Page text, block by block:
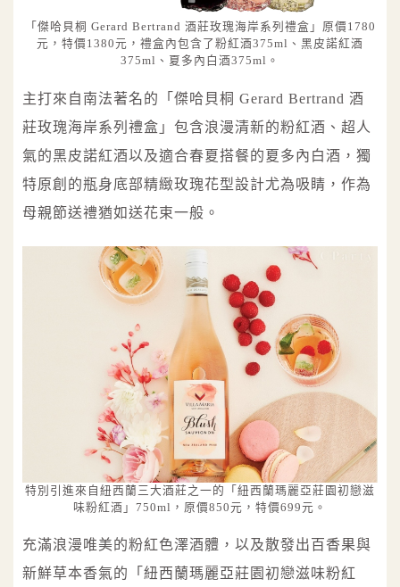
「傑哈貝桐 Gerard Bertrand 酒莊玫瑰海岸系列禮盒」原價1780
元，特價1380元，禮盒內包含了粉紅酒375ml、黑皮諾紅酒
375ml、夏多內白酒375ml。
主打來自南法著名的「傑哈貝桐 Gerard Bertrand 酒
莊玫瑰海岸系列禮盒」包含浪漫清新的粉紅酒、超人
氣的黑皮諾紅酒以及適合春夏搭餐的夏多內白酒，獨
特原創的瓶身底部精緻玫瑰花型設計尤為吸睛，作為
母親節送禮猶如送花束一般。
特別引進來自紐西蘭三大酒莊之一的「紐西蘭瑪麗亞莊園初戀滋
味粉紅酒」750ml，原價850元，特價699元。
充滿浪漫唯美的粉紅色澤酒體，以及散發出百香果與
新鮮草本香氣的「紐西蘭瑪麗亞莊園初戀滋味粉紅